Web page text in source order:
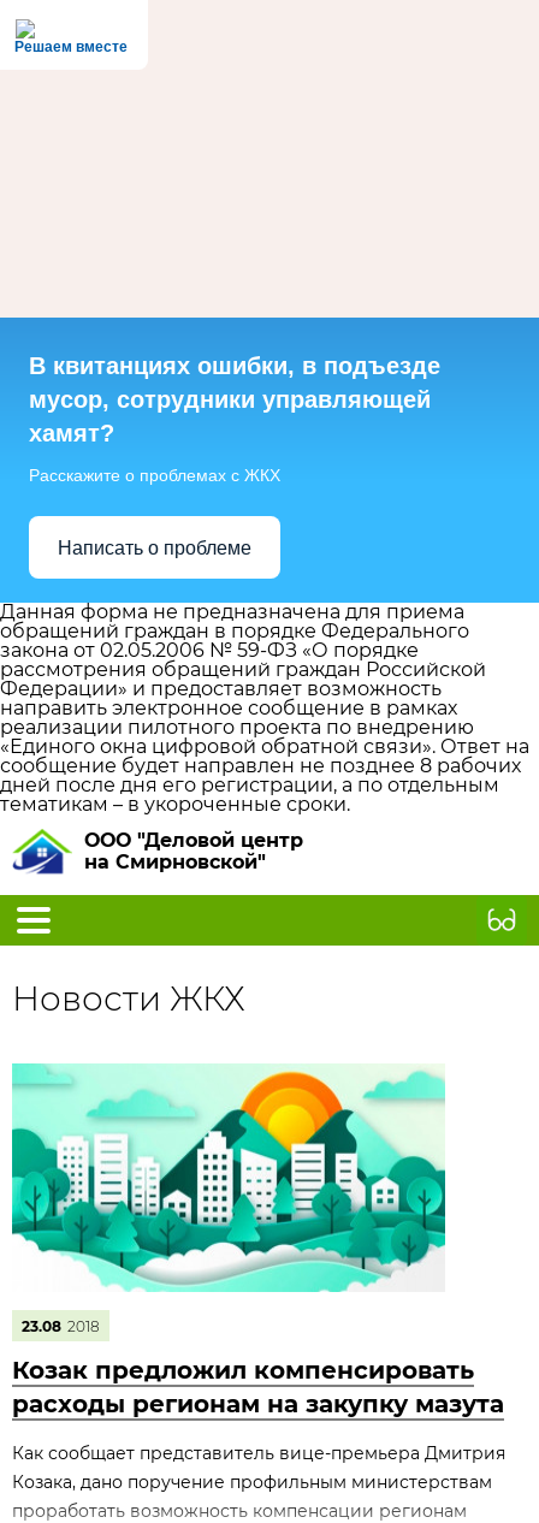
Решаем вместе
В квитанциях ошибки, в подъезде
мусор, сотрудники управляющей
хамят?
Расскажите о проблемах с ЖКХ
Написать о проблеме
Данная форма не предназначена для приема
обращений граждан в порядке Федерального
закона от 02.05.2006 № 59-ФЗ «О порядке
рассмотрения обращений граждан Российской
Федерации» и предоставляет возможность
направить электронное сообщение в рамках
реализации пилотного проекта по внедрению
«Единого окна цифровой обратной связи». Ответ на
сообщение будет направлен не позднее 8 рабочих
дней после дня его регистрации, а по отдельным
тематикам – в укороченные сроки.
ООО "Деловой центр
на Смирновской"
Новости ЖКХ
23.08 2018
Козак предложил компенсировать
расходы регионам на закупку мазута
Как сообщает представитель вице-премьера Дмитрия
Козака, дано поручение профильным министерствам
проработать возможность компенсации регионам